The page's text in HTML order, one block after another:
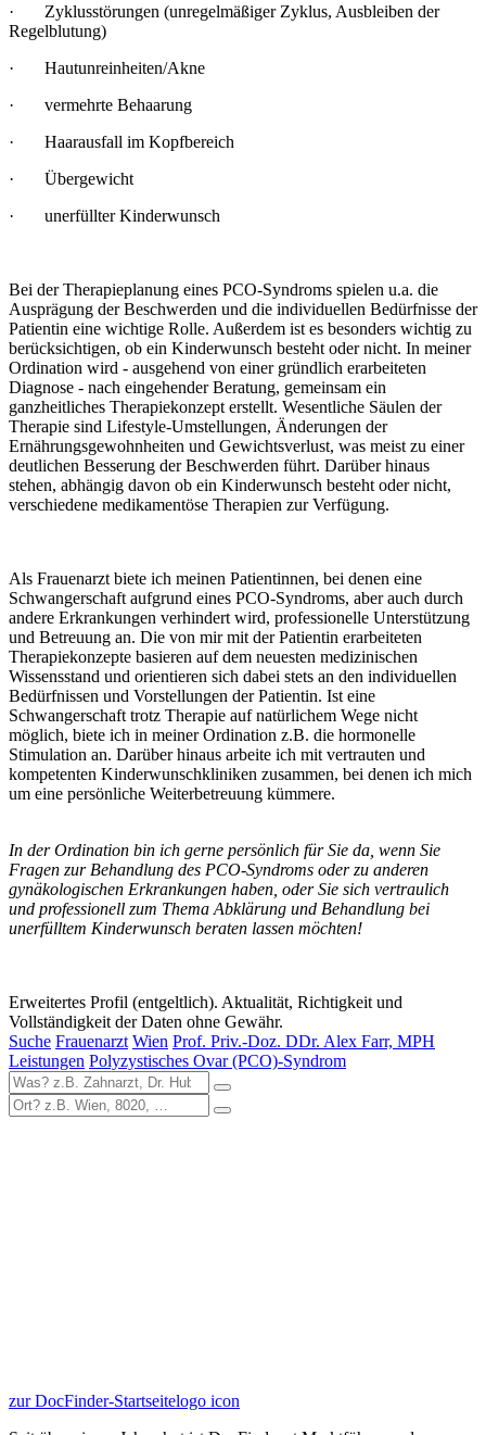
· Zyklusstörungen (unregelmäßiger Zyklus, Ausbleiben der
Regelblutung)
· Hautunreinheiten/Akne
· vermehrte Behaarung
· Haarausfall im Kopfbereich
· Übergewicht
· unerfüllter Kinderwunsch
Bei der Therapieplanung eines PCO-Syndroms spielen u.a. die
Ausprägung der Beschwerden und die individuellen Bedürfnisse der
Patientin eine wichtige Rolle. Außerdem ist es besonders wichtig zu
berücksichtigen, ob ein Kinderwunsch besteht oder nicht. In meiner
Ordination wird - ausgehend von einer gründlich erarbeiteten
Diagnose - nach eingehender Beratung, gemeinsam ein
ganzheitliches Therapiekonzept erstellt. Wesentliche Säulen der
Therapie sind Lifestyle-Umstellungen, Änderungen der
Ernährungsgewohnheiten und Gewichtsverlust, was meist zu einer
deutlichen Besserung der Beschwerden führt. Darüber hinaus
stehen, abhängig davon ob ein Kinderwunsch besteht oder nicht,
verschiedene medikamentöse Therapien zur Verfügung.
Als Frauenarzt biete ich meinen Patientinnen, bei denen eine
Schwangerschaft aufgrund eines PCO-Syndroms, aber auch durch
andere Erkrankungen verhindert wird, professionelle Unterstützung
und Betreuung an. Die von mir mit der Patientin erarbeiteten
Therapiekonzepte basieren auf dem neuesten medizinischen
Wissensstand und orientieren sich dabei stets an den individuellen
Bedürfnissen und Vorstellungen der Patientin. Ist eine
Schwangerschaft trotz Therapie auf natürlichem Wege nicht
möglich, biete ich in meiner Ordination z.B. die hormonelle
Stimulation an. Darüber hinaus arbeite ich mit vertrauten und
kompetenten Kinderwunschkliniken zusammen, bei denen ich mich
um eine persönliche Weiterbetreuung kümmere.
In der Ordination bin ich gerne persönlich für Sie da, wenn Sie
Fragen zur Behandlung des PCO-Syndroms oder zu anderen
gynäkologischen Erkrankungen haben, oder Sie sich vertraulich
und professionell zum Thema Abklärung und Behandlung bei
unerfülltem Kinderwunsch beraten lassen möchten!
Erweitertes Profil (entgeltlich). Aktualität, Richtigkeit und
Vollständigkeit der Daten ohne Gewähr.
Suche Frauenarzt Wien Prof. Priv.-Doz. DDr. Alex Farr, MPH
Leistungen Polyzystisches Ovar (PCO)-Syndrom
zur DocFinder-Startseitelogo icon